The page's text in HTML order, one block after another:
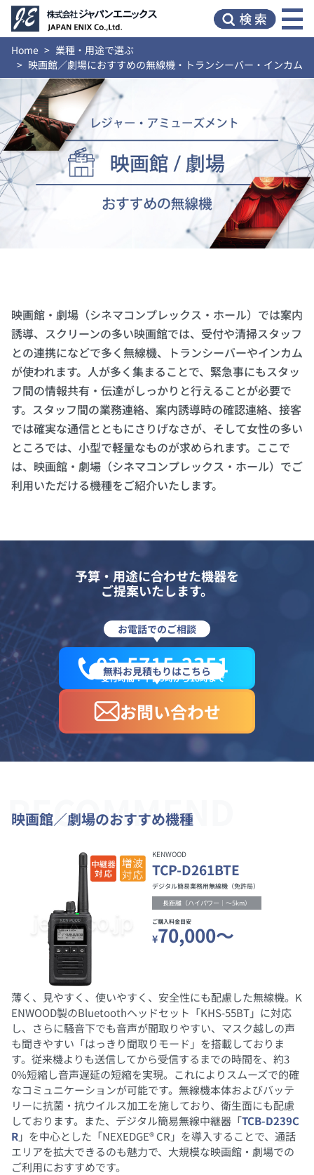
Home
業種・用途で選ぶ
映画館／劇場におすすめの無線機・トランシーバー・インカム
映画館・劇場（シネマコンプレックス・ホール）では案内
誘導、スクリーンの多い映画館では、受付や清掃スタッフ
との連携になどで多く無線機、トランシーバーやインカム
が使われます。人が多く集まることで、緊急事にもスタッ
フ間の情報共有・伝達がしっかりと行えることが必要で
す。スタッフ間の業務連絡、案内誘導時の確認連絡、接客
では確実な通信とともにさりげなさが、そして女性の多い
ところでは、小型で軽量なものが求められます。ここで
は、映画館・劇場（シネマコンプレックス・ホール）でご
利用いただける機種をご紹介いたします。
予算・用途に合わせた機器を
ご提案いたします。
お電話でのご相談
03-5715-2351
受付時間：平日9時から18時まで
無料お見積もりはこちら
お問い合わせ
RECOMMEND
映画館／劇場のおすすめ機種
KENWOOD
TCP-D261BTE
デジタル簡易業務用無線機（免許局）
長距離（ハイパワー｜～5km）
ご購入料金目安
¥70,000～
薄く、見やすく、使いやすく、安全性にも配慮した無線機。K
ENWOOD製のBluetoothヘッドセット「KHS-55BT」に対応
し、さらに騒音下でも音声が聞取りやすい、マスク越しの声
も聞きやすい「はっきり聞取りモード」を搭載しておりま
す。従来機よりも送信してから受信するまでの時間を、約3
0%短縮し音声遅延の短縮を実現。これによりスムーズで的確
なコミュニケーションが可能です。無線機本体およびバッテ
リーに抗菌・抗ウイルス加工を施しており、衛生面にも配慮
しております。また、デジタル簡易無線中継器「TCB-D239C
R」を中心とした「NEXEDGE® CR」を導入することで、通話
エリアを拡大できるのも魅力で、大規模な映画館・劇場での
ご利用におすすめです。